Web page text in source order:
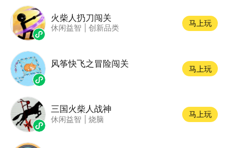
火柴人扔刀闯关
休闲益智 创新品类
马上玩
风筝快飞之冒险闯关
马上玩
三国火柴人战神
休闲益智 烧脑
马上玩